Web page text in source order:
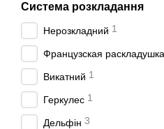
Система розкладання
Нерозкладний 1
Французская раскладушка
Викатний 1
Геркулес 1
Дельфін 3